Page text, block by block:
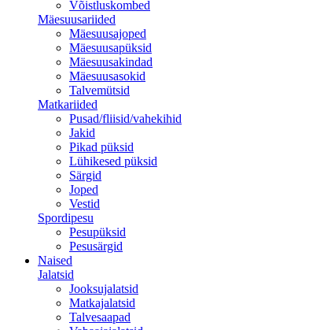
Võistluskombed
Mäesuusariided
Mäesuusajoped
Mäesuusapüksid
Mäesuusakindad
Mäesuusasokid
Talvemütsid
Matkariided
Pusad/fliisid/vahekihid
Jakid
Pikad püksid
Lühikesed püksid
Särgid
Joped
Vestid
Spordipesu
Pesupüksid
Pesusärgid
Naised
Jalatsid
Jooksujalatsid
Matkajalatsid
Talvesaapad